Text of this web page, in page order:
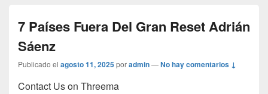
7 Países Fuera Del Gran Reset Adrián
Sáenz
Publicado el agosto 11, 2025poradmin—No hay comentarios ↓
Contact Us on Threema